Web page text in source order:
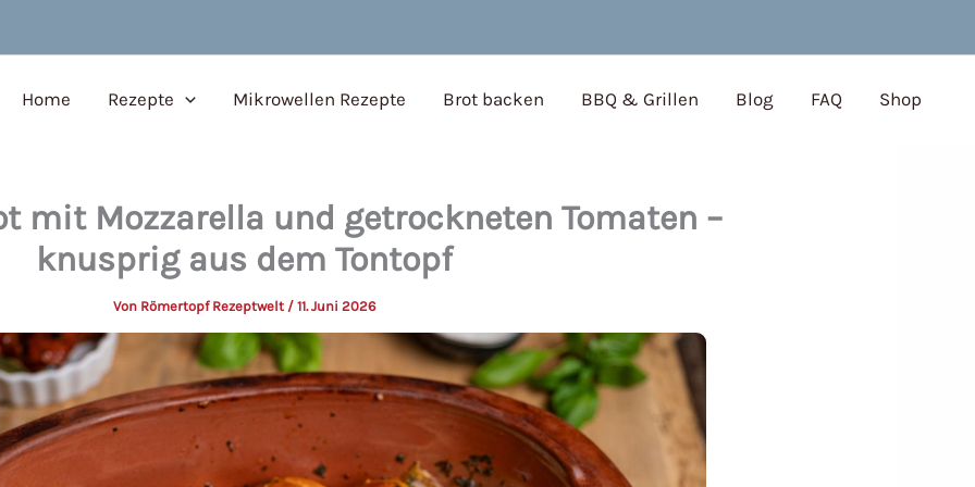
Home
Rezepte Mikrowellen Rezepte Brot backen BBQ & Grillen Blog FAQ Shop
mit Mozzarella und getrockneten Tomaten –
knusprig aus dem Tontopf
Von Römertopf Rezeptwelt / 11. Juni 2026